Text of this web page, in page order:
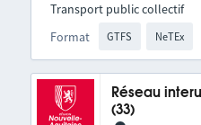
Format GTFS NeTEx
Transport public collectif
Réseau
(33)